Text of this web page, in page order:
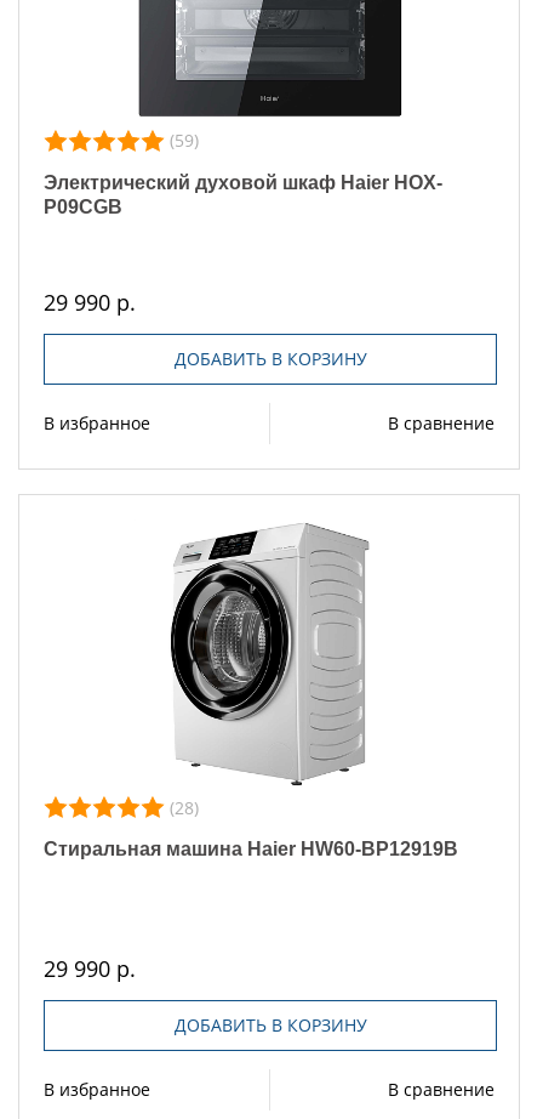
(59)
Электрический духовой шкаф Haier HOX-
P09CGB
29 990 р.
ДОБАВИТЬ В КОРЗИНУ
В избранное В сравнение
(28)
Стиральная машина Haier HW60-BP12919B
29 990 р.
ДОБАВИТЬ В КОРЗИНУ
В избранное В сравнение